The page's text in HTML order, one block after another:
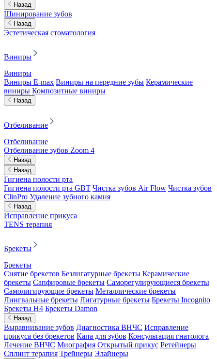
Назад
Шинирование зубов
Назад
Эстетическая стоматология
Виниры
Виниры
Виниры E-max Виниры на передние зубы Керамические
виниры Композитные виниры
Назад
Отбеливание
Отбеливание
Отбеливание зубов Zoom 4
Назад
Назад
Гигиена полости рта
Гигиена полости рта GBT Чистка зубов Air Flow Чистка зубов
ClinPro Удаление зубного камня
Назад
Исправление прикуса
TENS терапия
Брекеты
Брекеты
Снятие брекетов Безлигатурные брекеты Керамические
брекеты Сапфировые брекеты Саморегулирующиеся брекеты
Самолигирующие брекеты Металлические брекеты
Лингвальные брекеты Лигатурные брекеты Брекеты Incognito
Брекеты H4 Брекеты Damon
Назад
Выравнивание зубов Диагностика ВНЧС Исправление
прикуса без брекетов Капа для зубов Консультация гнатолога
Лечение ВНЧС Миография Открытый прикус Ретейнеры
Сплинт терапия Трейнеры Элайнеры